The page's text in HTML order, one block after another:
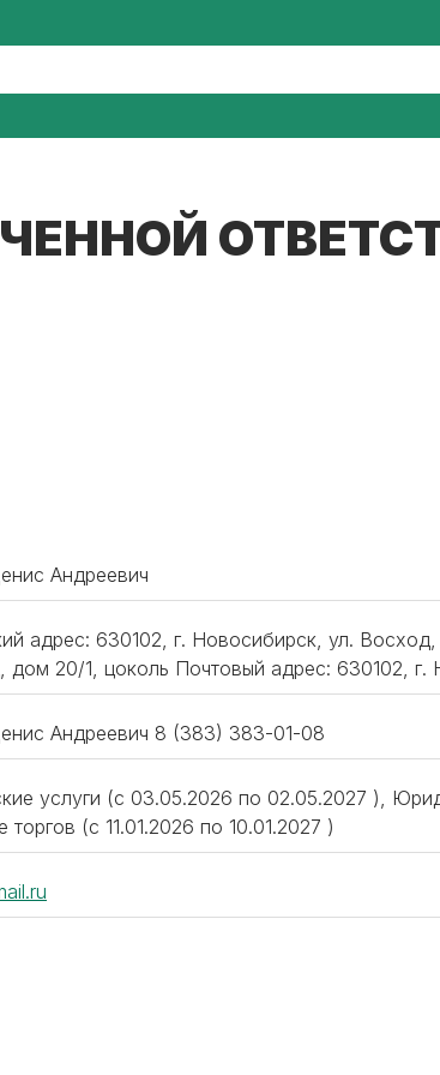
Андреевич
адрес: 630102, г. Новосибирск, ул.
дом 20/1, цоколь Почтовый адрес: 630102,
Андреевич 8 (383) 383-01-08
услуги (c 03.05.2026 по 02.05.2027 ),
торгов (c 11.01.2026 по 10.01.2027 )